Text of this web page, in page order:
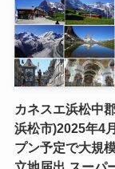
カネスエ浜松中
浜松市)2025年4
プン予定で大規